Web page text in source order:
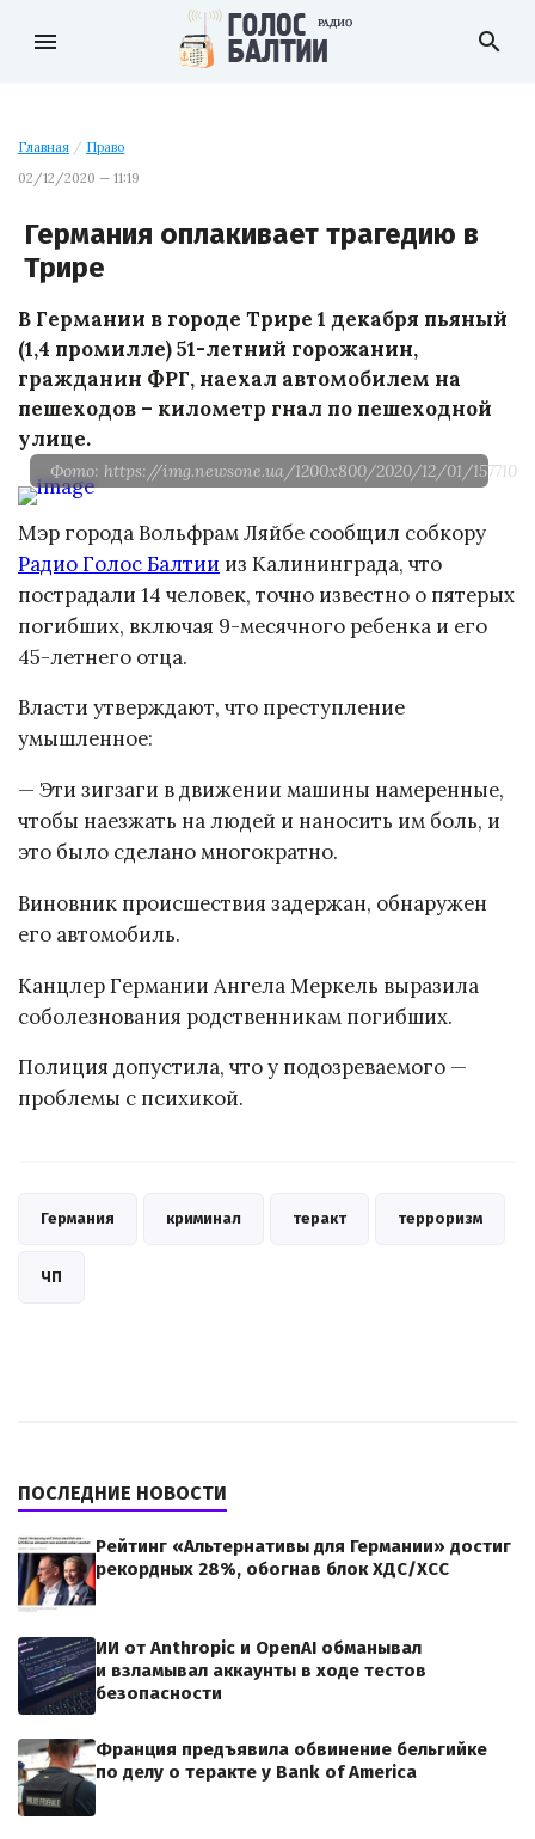
menu search
Главная / Право
02/12/2020 — 11:19
Германия оплакивает трагедию в
Трире
В Германии в городе Трире 1 декабря пьяный
(1,4 промилле) 51-летний горожанин,
гражданин ФРГ, наехал автомобилем на
пешеходов – километр гнал по пешеходной
улице.
Фото: https://img.newsone.ua/1200x800/2020/12/01/
Мэр города Вольфрам Ляйбе сообщил собкору
Радио Голос Балтии из Калининграда, что
пострадали 14 человек, точно известно о пятерых
погибших, включая 9-месячного ребенка и его
45-летнего отца.
Власти утверждают, что преступление
умышленное:
— Эти зигзаги в движении машины намеренные,
чтобы наезжать на людей и наносить им боль, и
это было сделано многократно.
Виновник происшествия задержан, обнаружен
его автомобиль.
Канцлер Германии Ангела Меркель выразила
соболезнования родственникам погибших.
Полиция допустила, что у подозреваемого —
проблемы с психикой.
Германия криминал теракт терроризм
ЧП
ПОСЛЕДНИЕ НОВОСТИ
Рейтинг «Альтернативы для Германии» достиг
рекордных 28%, обогнав блок ХДС/ХСС
ИИ от Anthropic и OpenAI обманывал
и взламывал аккаунты в ходе тестов
безопасности
Франция предъявила обвинение бельгийке
по делу о теракте у Bank of America